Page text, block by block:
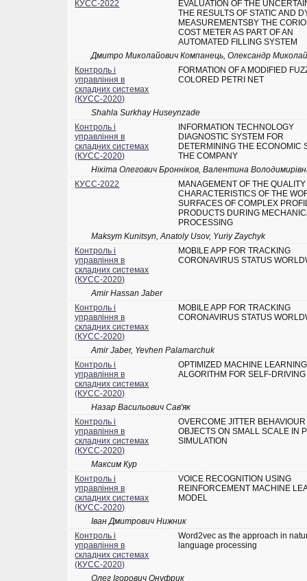
КУСС-2022
EVALUATION OF THE
THE RESULTS OF STATIC AND
MEASUREMENTSBY THE
COST METER AS PART OF AN
AUTOMATED FILLING SYSTEM
Дмитро Миколайович Компанець, Олександр
Контроль і
управління в
складних системах
(КУСС-2020)
FORMATION OF A MODIFIED
COLORED PETRI NET
Shahla Surkhay Huseynzade
Контроль і
управління в
складних системах
(КУСС-2020)
INFORMATION TECHNOLOGY
DIAGNOSTIC SYSTEM FOR
DETERMINING THE ECONOMIC
THE COMPANY
Нікіта Олегович Бронніков, Валентина
КУСС-2022
MANAGEMENT OF THE QUALITY
CHARACTERISTICS OF THE
SURFACES OF COMPLEX
PRODUCTS DURING
PROCESSING
Maksym Kunitsyn, Anatoly Usov, Yuriy Zaychyk
Контроль і
управління в
складних системах
(КУСС-2020)
MOBILE APP FOR TRACKING
CORONAVIRUS STATUS
Amir Hassan Jaber
Контроль і
управління в
складних системах
(КУСС-2020)
MOBILE APP FOR TRACKING
CORONAVIRUS STATUS
Amir Jaber, Yevhen Palamarchuk
Контроль і
управління в
складних системах
(КУСС-2020)
OPTIMIZED MACHINE LEARNING
ALGORITHM FOR SELF-
Назар Васильович Сав'як
Контроль і
управління в
складних системах
(КУСС-2020)
OVERCOME JITTER
OBJECTS ON SMALL SCALE IN
SIMULATION
Максим Кур
Контроль і
управління в
складних системах
(КУСС-2020)
VOICE RECOGNITION USING
REINFORCEMENT MACHINE
MODEL
Іван Дмитрович Нижник
Контроль і
управління в
складних системах
(КУСС-2020)
Word2vec as the approach in
language processing
Олег Ігорович Онуфрик